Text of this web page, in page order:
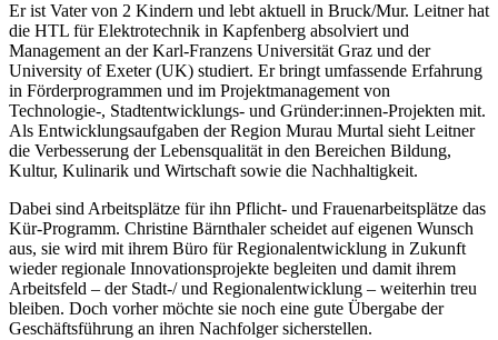
Er ist Vater von 2 Kindern und lebt aktuell in Bruck/Mur. Leitner hat
die HTL für Elektrotechnik in Kapfenberg absolviert und
Management an der Karl-Franzens Universität Graz und der
University of Exeter (UK) studiert. Er bringt umfassende Erfahrung
in Förderprogrammen und im Projektmanagement von
Technologie-, Stadtentwicklungs- und Gründer:innen-Projekten mit.
Als Entwicklungsaufgaben der Region Murau Murtal sieht Leitner
die Verbesserung der Lebensqualität in den Bereichen Bildung,
Kultur, Kulinarik und Wirtschaft sowie die Nachhaltigkeit.
Dabei sind Arbeitsplätze für ihn Pflicht- und Frauenarbeitsplätze das
Kür-Programm. Christine Bärnthaler scheidet auf eigenen Wunsch
aus, sie wird mit ihrem Büro für Regionalentwicklung in Zukunft
wieder regionale Innovationsprojekte begleiten und damit ihrem
Arbeitsfeld – der Stadt-/ und Regionalentwicklung – weiterhin treu
bleiben. Doch vorher möchte sie noch eine gute Übergabe der
Geschäftsführung an ihren Nachfolger sicherstellen.